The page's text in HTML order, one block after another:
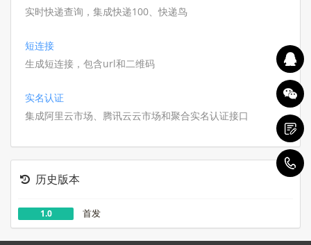
实时快递查询，集成快递100、快递鸟
短连接
生成短连接，包含url和二维码
实名认证
集成阿里云市场、腾讯云云市场和聚合实名认证接口
历史版本
1.0 首发